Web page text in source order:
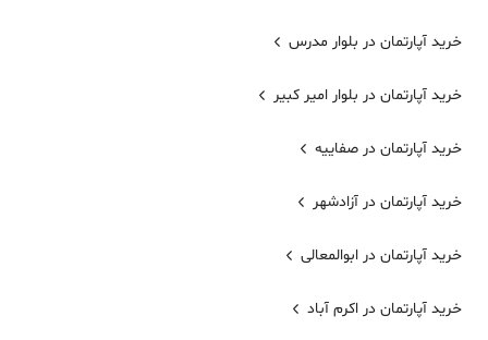
خرید آپارتمان در بلوار مدرس
خرید آپارتمان در بلوار امیر کبیر
خرید آپارتمان در صفاییه
خرید آپارتمان در آزادشهر
خرید آپارتمان در ابوالمعالی
خرید آپارتمان در اکرم آباد